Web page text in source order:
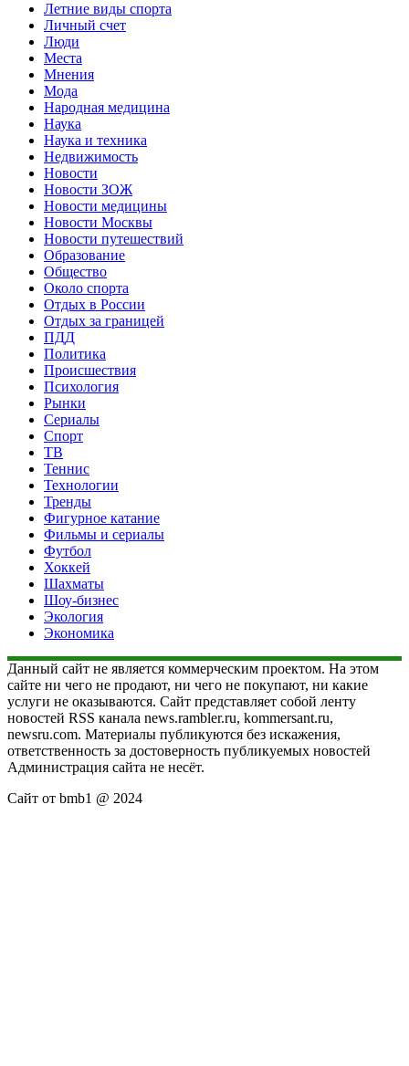
Летние виды спорта
Личный счет
Люди
Места
Мнения
Мода
Народная медицина
Наука
Наука и техника
Недвижимость
Новости
Новости ЗОЖ
Новости медицины
Новости Москвы
Новости путешествий
Образование
Общество
Около спорта
Отдых в России
Отдых за границей
ПДД
Политика
Происшествия
Психология
Рынки
Сериалы
Спорт
ТВ
Теннис
Технологии
Тренды
Фигурное катание
Фильмы и сериалы
Футбол
Хоккей
Шахматы
Шоу-бизнес
Экология
Экономика
Данный сайт не является коммерческим проектом. На этом
сайте ни чего не продают, ни чего не покупают, ни какие
услуги не оказываются. Сайт представляет собой ленту
новостей RSS канала news.rambler.ru, kommersant.ru,
newsru.com. Материалы публикуются без искажения,
ответственность за достоверность публикуемых новостей
Администрация сайта не несёт.
Сайт от bmb1 @ 2024